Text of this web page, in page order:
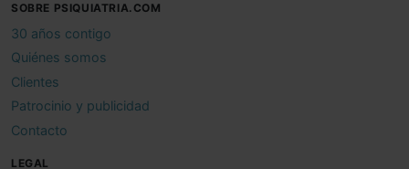
SOBRE PSIQUIATRIA.COM
30 años contigo
Quiénes somos
Clientes
Patrocinio y publicidad
Contacto
LEGAL